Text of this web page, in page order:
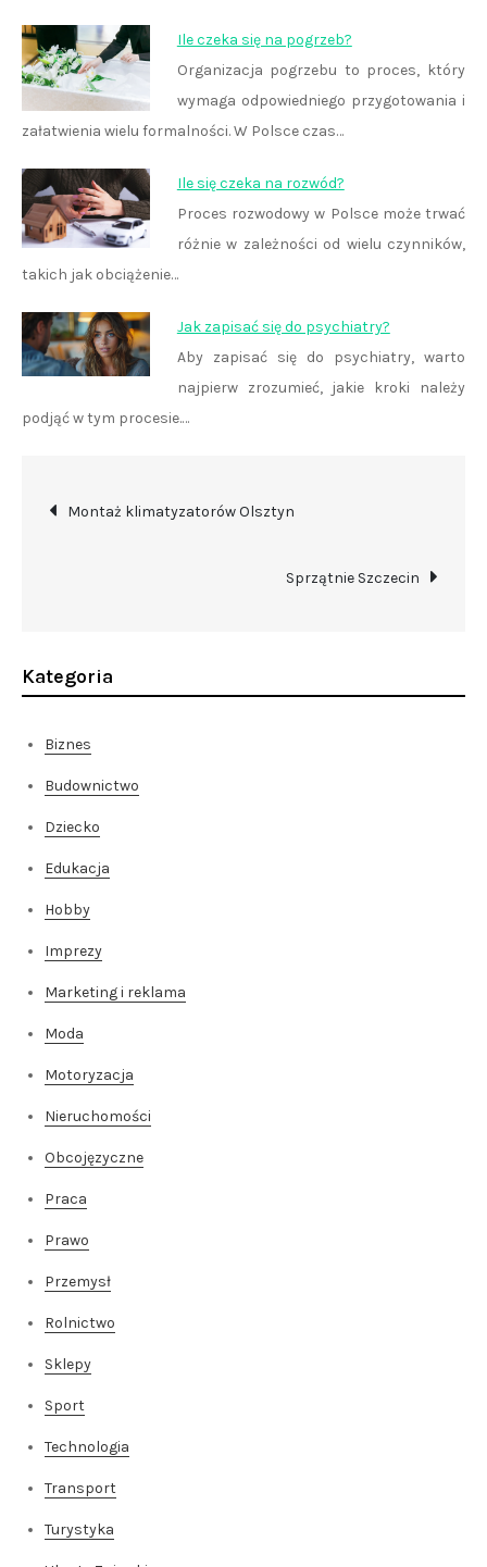
Ile czeka się na pogrzeb?
Organizacja pogrzebu to proces, który
wymaga odpowiedniego przygotowania i
załatwienia wielu formalności. W Polsce czas…
Ile się czeka na rozwód?
Proces rozwodowy w Polsce może trwać
różnie w zależności od wielu czynników,
takich jak obciążenie…
Jak zapisać się do psychiatry?
Aby zapisać się do psychiatry, warto
najpierw zrozumieć, jakie kroki należy
podjąć w tym procesie.…
Nawigacja
Montaż klimatyzatorów Olsztyn
Sprzątnie Szczecin
Kategoria
Biznes
Budownictwo
Dziecko
Edukacja
Hobby
Imprezy
Marketing i reklama
Moda
Motoryzacja
Nieruchomości
Obcojęzyczne
Praca
Prawo
Przemysł
Rolnictwo
Sklepy
Sport
Technologia
Transport
Turystyka